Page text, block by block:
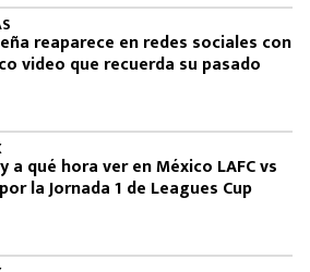
reaparece en redes sociales con
video que recuerda su pasado
a qué hora ver en México LAFC vs
la Jornada 1 de Leagues Cup